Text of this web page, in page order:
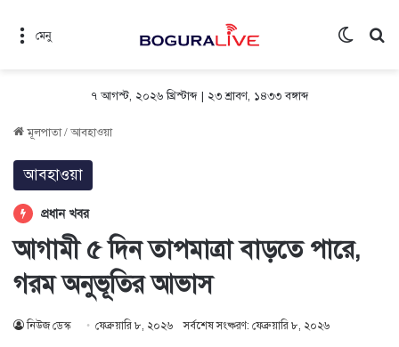
মেনু
৭ আগস্ট, ২০২৬ খ্রিস্টাব্দ| ২৩ শ্রাবণ, ১৪৩৩ বঙ্গাব্দ
মূলপাতা/আবহাওয়া
আবহাওয়া
প্রধান খবর
আগামী ৫ দিন তাপমাত্রা বাড়তে পারে,
গরম অনুভূতির আভাস
নিউজ ডেস্ক ফেব্রুয়ারি ৮, ২০২৬ সর্বশেষ সংষ্করণ: ফেব্রুয়ারি ৮, ২০২৬